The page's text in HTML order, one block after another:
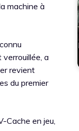
machine à
verrouillée, a
revient
du premier
Cache en jeu,